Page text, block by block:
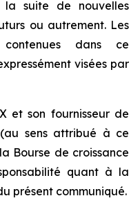
suite de nouvelles
ou autrement. Les
contenues dans ce
visées par
et son fournisseur de
sens attribué à ce
Bourse de croissance
quant à la
présent communiqué.